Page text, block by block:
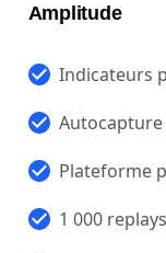
Amplitude
Indicateurs
Plateforme
1 000